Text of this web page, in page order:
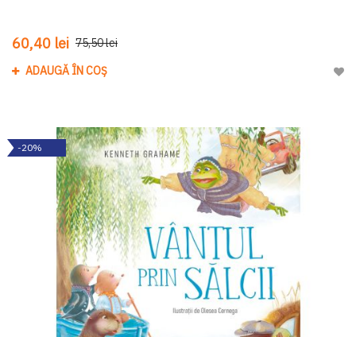
60,40 lei 75,50 lei
ADAUGĂ ÎN COȘ
-20%